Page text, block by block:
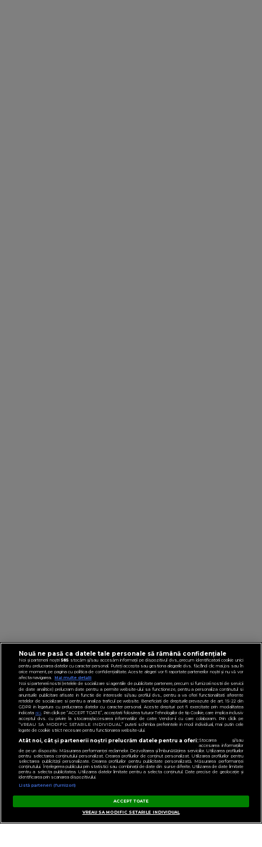
GESTIONAȚI PREFERINȚELE
Nouă ne pasă ca datele tale personale să rămână confidențiale
Noi și partenerii noștri585 stocăm și/sau accesăm informații pe dispozitivul dvs., precum identificatorii cookie unici
pentru prelucrarea datelor cu caracter personal. Puteți accepta sau gestiona alegerile dvs. făcând clic mai jos sau în
orice moment, pe pagina cu politica de confidențialitate. Aceste alegeri vor fi raportate partenerilor noștri și nu vă vor
afecta navigarea.
Mai multe detalii
Noi si partenerii nostri (retelele de socializare si agentiile de publicitate partenere, precum si furnizorii nostri de servicii
de date analitice) prelucram date pentru a permite website-ului sa functioneze, pentru a personaliza continutul si
anunturile publicitare afisate in functie de interesele si/sau profilul dvs., pentru a va oferi functionalitati aferente
retelelor de socializare si pentru a analiza traficul pe website. Beneficiati de drepturile prevazute de art. 15-22 din
GDPR in legatura cu prelucrarea datelor cu caracter personal. Aceste drepturi pot fi exercitate prin modalitatea
indicataaici. Prin click pe “ACCEPT TOATE”, acceptati folosirea tuturor Tehnologiilor de tip Cookie, care implica inclusiv
acceptul dvs. cu privire la stocarea/accesarea informatiilor de catre Vendor-ii cu care colaboram. Prin click pe
“VREAU SA MODIFIC SETARILE INDIVIDUAL” puteti schimba preferintele in mod individual, mai putin cele
legate de cookie strict necesare pentru functionarea website-ului.
Atât noi, cât și partenerii noștri prelucrăm datele pentru a oferi: Stocarea și/sau
accesarea informațiilor
de pe un dispozitiv. Măsurarea performanței reclamelor. Dezvoltarea și îmbunătățirea serviciilor. Utilizarea profilurilor
pentru selectarea conținutului personalizat. Crearea profilurilor de conținut personalizat. Utilizarea profilurilor pentru
selectarea publicității personalizate. Crearea profilurilor pentru publicitate personalizată. Măsurarea performanței
conținutului. Înțelegerea publicului prin statistici sau combinații de date din surse diferite. Utilizarea de date limitate
pentru a selecta publicitatea. Utilizarea datelor limitate pentru a selecta conținutul. Date precise de geolocație și
identificarea prin scanarea dispozitivului.
Listă parteneri (furnizori)
ACCEPT TOATE
VREAU SA MODIFIC SETARILE INDIVIDUAL